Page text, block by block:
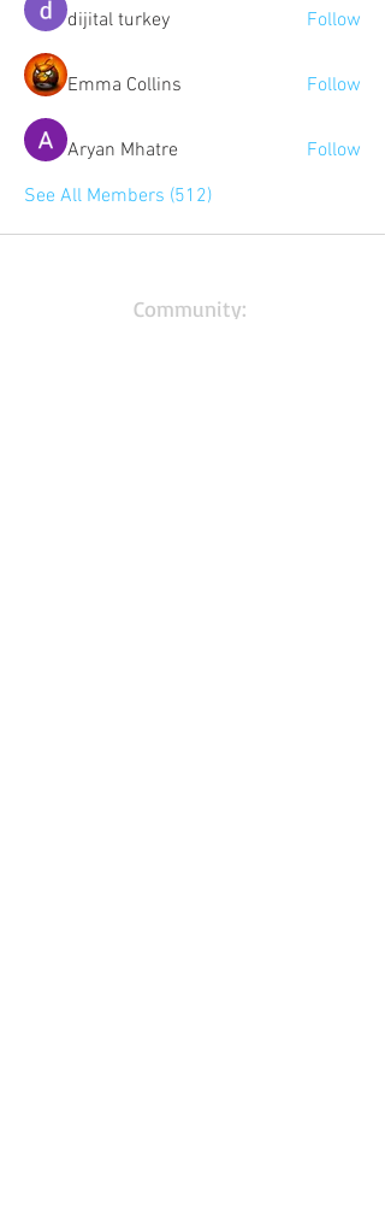
dijital turkey Follow
Emma Collins Follow
Aryan Mhatre
Follow
See All Members (512)
Community: